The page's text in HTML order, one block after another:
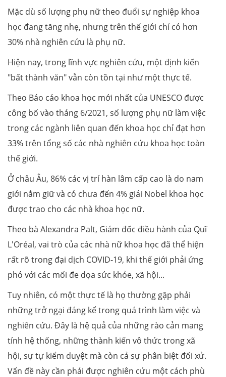
Mặc dù số lượng phụ nữ theo đuổi sự nghiệp khoa
học đang tăng nhẹ, nhưng trên thế giới chỉ có hơn
30% nhà nghiên cứu là phụ nữ.
Hiện nay, trong lĩnh vực nghiên cứu, một định kiến
"bất thành văn" vẫn còn tồn tại như một thực tế.
Theo Báo cáo khoa học mới nhất của UNESCO được
công bố vào tháng 6/2021, số lượng phụ nữ làm việc
trong các ngành liên quan đến khoa học chỉ đạt hơn
33% trên tổng số các nhà nghiên cứu khoa học toàn
thế giới.
Ở châu Âu, 86% các vị trí hàn lâm cấp cao là do nam
giới nắm giữ và có chưa đến 4% giải Nobel khoa học
được trao cho các nhà khoa học nữ.
Theo bà Alexandra Palt, Giám đốc điều hành của Quĩ
L'Oréal, vai trò của các nhà nữ khoa học đã thể hiện
rất rõ trong đại dịch COVID-19, khi thế giới phải ứng
phó với các mối đe dọa sức khỏe, xã hội...
Tuy nhiên, có một thực tế là họ thường gặp phải
những trở ngại đáng kể trong quá trình làm việc và
nghiên cứu. Đây là hệ quả của những rào cản mang
tính hệ thống, những thành kiến vô thức trong xã
hội, sự tự kiểm duyệt mà còn cả sự phân biệt đối xử.
Vấn đề này cần phải được nghiên cứu một cách phù